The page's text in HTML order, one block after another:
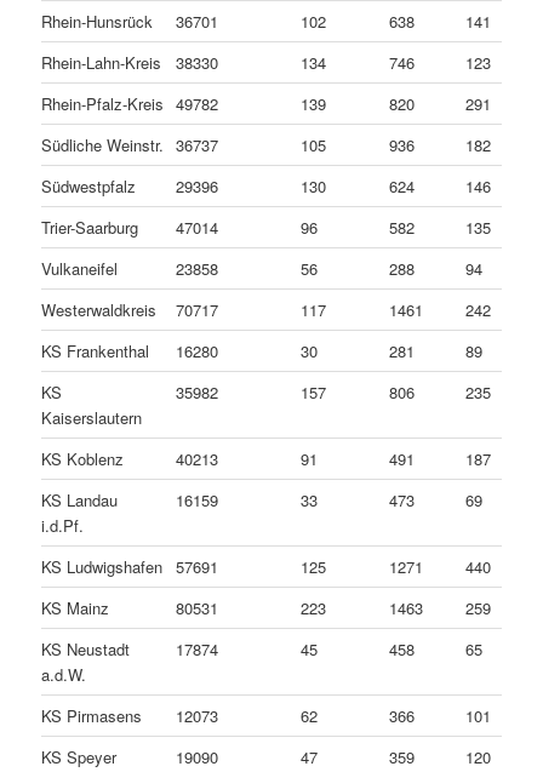
Rhein-Hunsrück
36701 102 638
141
Rhein-Lahn-Kreis
38330 134 746
123
Rhein-Pfalz-Kreis 49782 139 820
291
Südliche Weinstr. 36737 105 936
182
Südwestpfalz
29396 130 624
146
Trier-Saarburg
47014 96 582
135
Vulkaneifel
23858 56 288
94
Westerwaldkreis
70717 117 1461
242
KS Frankenthal
16280 30 281
89
KS
Kaiserslautern
35982 157 806 235
KS Koblenz 40213 91 491
187
KS Landau
i.d.Pf.
16159 33 473 69
KS Ludwigshafen 57691 125 1271
440
KS Mainz
80531 223 1463
259
KS Neustadt
a.d.W.
17874 45 458 65
KS Pirmasens 12073 62 366
101
KS Speyer
19090 47 359
120